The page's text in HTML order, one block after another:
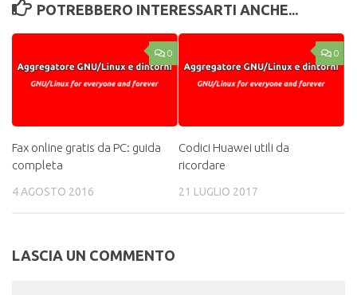
POTREBBERO INTERESSARTI ANCHE...
0
Fax online gratis da PC: guida
completa
4 AGOSTO 2016
0
Codici Huawei utili da
ricordare
21 LUGLIO 2017
LASCIA UN COMMENTO